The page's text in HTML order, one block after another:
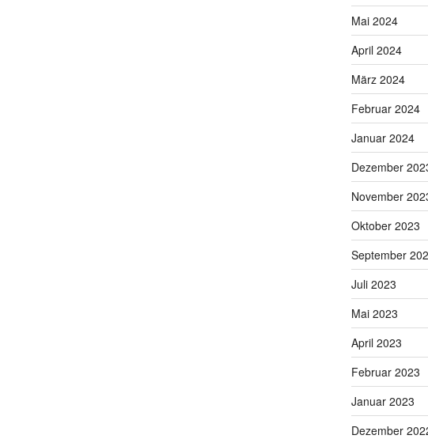
Mai 2024
April 2024
März 2024
Februar 2024
Januar 2024
Dezember
November
Oktober 2023
September
Juli 2023
Mai 2023
April 2023
Februar 2023
Januar 2023
Dezember